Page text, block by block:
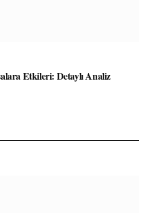
Etkileri: Detaylı Analiz